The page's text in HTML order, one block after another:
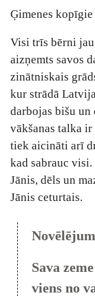
Ģimenes
Visi trīs bērni
aizņemts savos
zinātniskais
kur strādā
darbojas bišu
vākšanas talka
tiek aicināti arī
kad sabrauc
Jānis, dēls un
Jānis ceturtais.
Sava
viens no